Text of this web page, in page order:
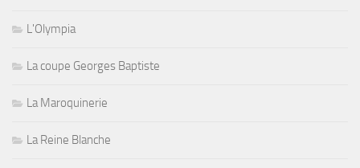
L'Olympia
La coupe Georges Baptiste
La Maroquinerie
La Reine Blanche